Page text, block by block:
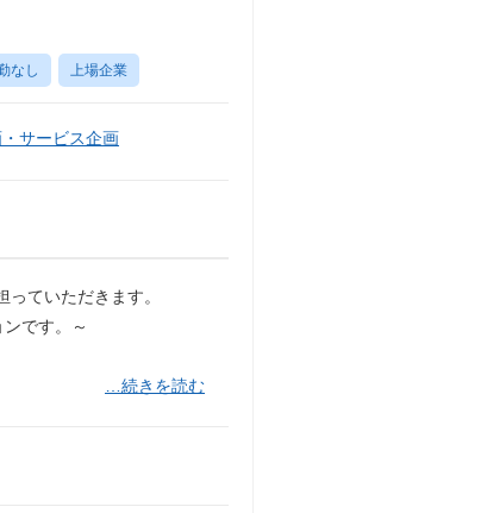
なし 上場企業
サービス企画
ていただきます。
です。～
…続きを読む